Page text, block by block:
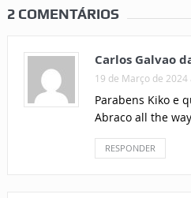
2 COMENTÁRIOS
Carlos Galvao
19 de Março de 2024
Parabens Kiko e
Abraco all the
RESPONDER